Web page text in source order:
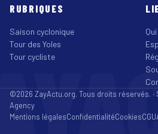
RUBRIQUES
Saison cyclonique
Tour des Yoles
Tour cycliste
©2026 ZayActu.org. Tous droits réservés. ·
Agency
Mentions légalesConfidentialitéCookiesCGU